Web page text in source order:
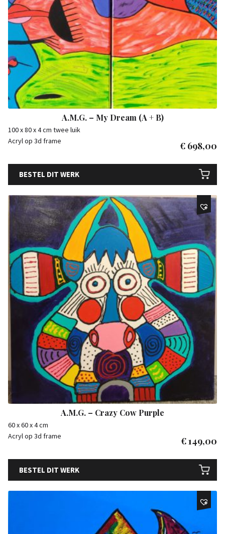
A.M.G. – My Dream (A + B)
100 x 80 x 4 cm twee luik
Acryl op 3d frame
€ 698,00
BESTEL DIT WERK
A.M.G. – Crazy Cow Purple
60 x 60 x 4 cm
Acryl op 3d frame
€149,00
BESTEL DIT WERK